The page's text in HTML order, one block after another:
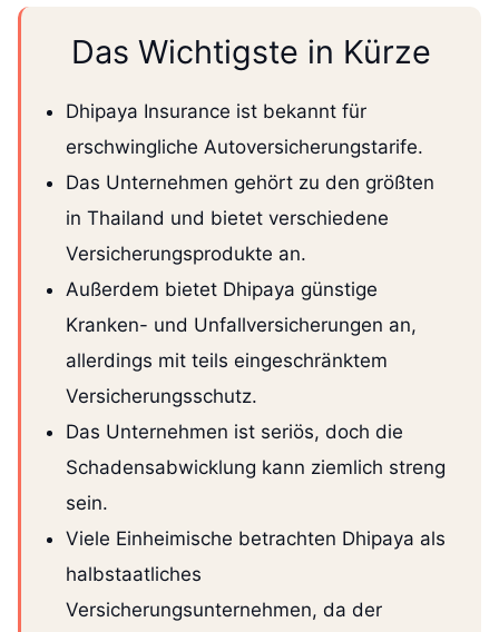
Das Wichtigste in Kürze
Dhipaya Insurance ist bekannt für
erschwingliche Autoversicherungstarife.
Das Unternehmen gehört zu den größten
in Thailand und bietet verschiedene
Versicherungsprodukte an.
Außerdem bietet Dhipaya günstige
Kranken- und Unfallversicherungen an,
allerdings mit teils eingeschränktem
Versicherungsschutz.
Das Unternehmen ist seriös, doch die
Schadensabwicklung kann ziemlich streng
sein.
Viele Einheimische betrachten Dhipaya als
halbstaatliches
Versicherungsunternehmen, da der